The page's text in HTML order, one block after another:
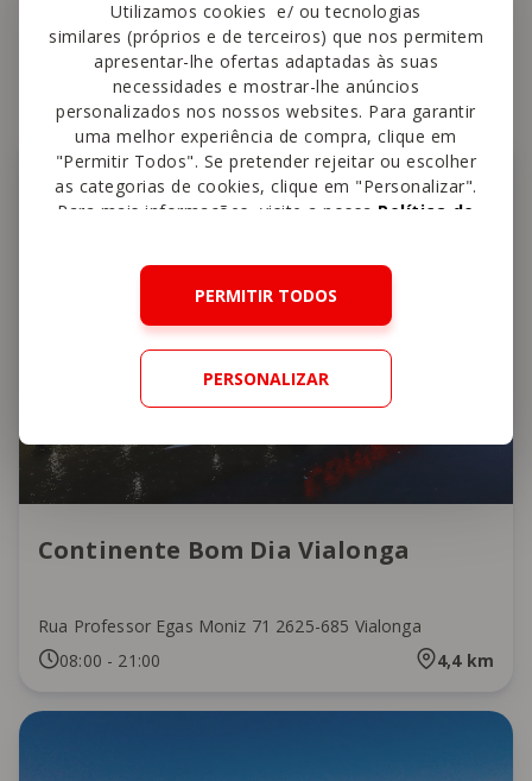
Utilizamos cookies e/ ou tecnologias
similares (próprios e de terceiros) que nos permitem
apresentar-lhe ofertas adaptadas às suas
necessidades e mostrar-lhe anúncios
personalizados nos nossos websites. Para garantir
uma melhor experiência de compra, clique em
"Permitir Todos". Se pretender rejeitar ou escolher
as categorias de cookies, clique em "Personalizar".
Para mais informações, visite a nossa Política de
PERMITIR TODOS
PERSONALIZAR
Outraslojas perto
Continente Bom Dia Vialonga
Rua Professor Egas Moniz 71 2625-685 Vialonga
08:00 - 21:00 4,4km